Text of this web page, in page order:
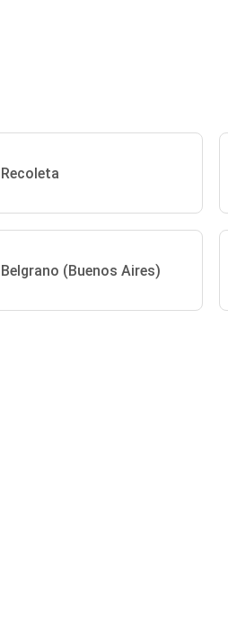
Recoleta
Belgrano (Buenos Aires)